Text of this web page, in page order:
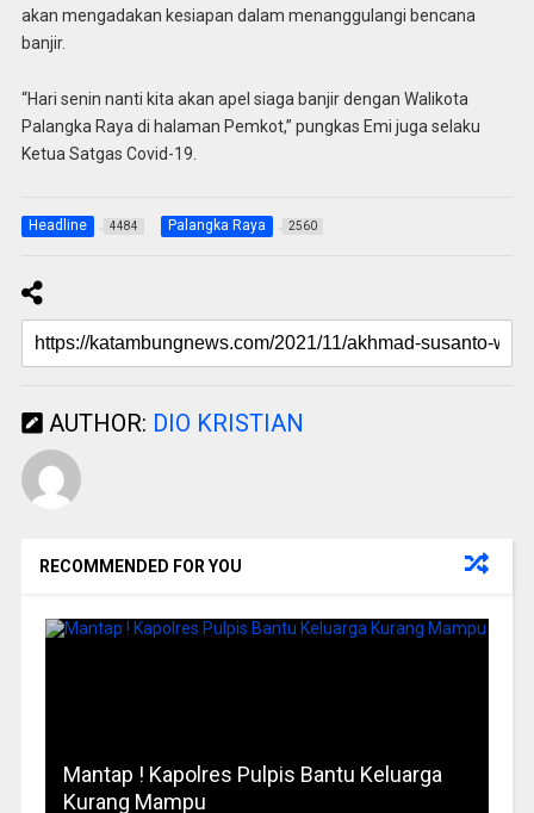
akan mengadakan kesiapan dalam menanggulangi bencana
banjir.
“Hari senin nanti kita akan apel siaga banjir dengan Walikota
Palangka Raya di halaman Pemkot,” pungkas Emi juga selaku
Ketua Satgas Covid-19.
Headline 4484 Palangka Raya 2560
AUTHOR: DIO KRISTIAN
RECOMMENDED FOR YOU
Mantap ! Kapolres Pulpis Bantu Keluarga
Kurang Mampu